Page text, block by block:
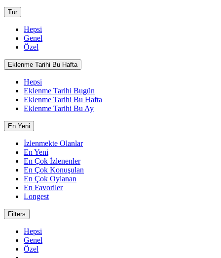
Tür
Hepsi
Genel
Özel
Eklenme Tarihi Bu Hafta
Hepsi
Eklenme Tarihi Bugün
Eklenme Tarihi Bu Hafta
Eklenme Tarihi Bu Ay
En Yeni
İzlenmekte Olanlar
En Yeni
En Çok İzlenenler
En Çok Konuşulan
En Çok Oylanan
En Favoriler
Longest
Filters
Hepsi
Genel
Özel